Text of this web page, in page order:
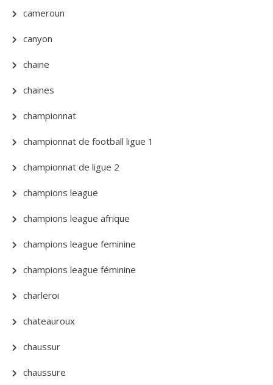
cameroun
canyon
chaine
chaines
championnat
championnat de football ligue 1
championnat de ligue 2
champions league
champions league afrique
champions league feminine
champions league féminine
charleroi
chateauroux
chaussur
chaussure